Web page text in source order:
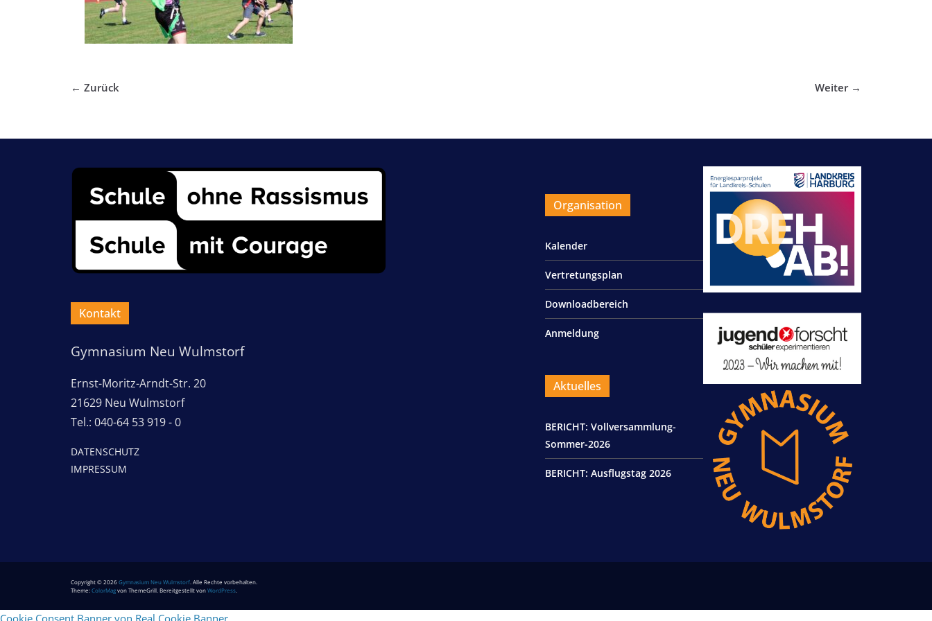
← Zurück Weiter →
Kontakt
Gymnasium Neu Wulmstorf
Ernst-Moritz-Arndt-Str. 20
21629 Neu Wulmstorf
Tel.: 040-64 53 919 - 0
DATENSCHUTZ
IMPRESSUM
Organisation
Kalender
Vertretungsplan
Downloadbereich
Anmeldung
Aktuelles
BERICHT: Vollversammlung-
Sommer-2026
BERICHT: Ausflugstag 2026
Copyright © 2026Gymnasium Neu Wulmstorf . Alle Rechte vorbehalten.
Theme:ColorMagvon ThemeGrill. Bereitgestellt vonWordPress